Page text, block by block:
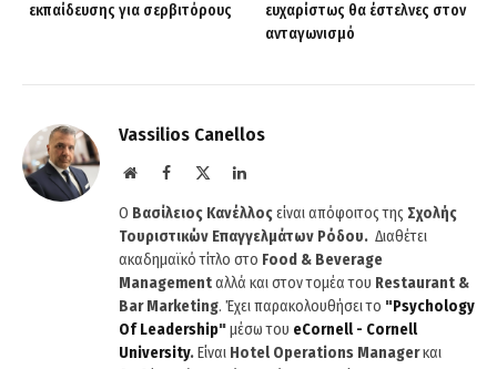
εκπαίδευσης για σερβιτόρους
ευχαρίστως θα έστελνες στον
ανταγωνισμό
Vassilios Canellos
WebsiteFacebook LinkedIn
Ο Βασίλειος Κανέλλοςείναι απόφοιτος της Σχολής
Τουριστικών Επαγγελμάτων Ρόδου. Διαθέτει
ακαδημαϊκό τίτλο στο Food & Beverage
Managementαλλά και στον τομέα του Restaurant &
Bar Marketing. Έχει παρακολουθήσει το "Psychology
Of Leadership"μέσω του eCornell- Cornell
University.Είναι Hotel Operations Managerκαι